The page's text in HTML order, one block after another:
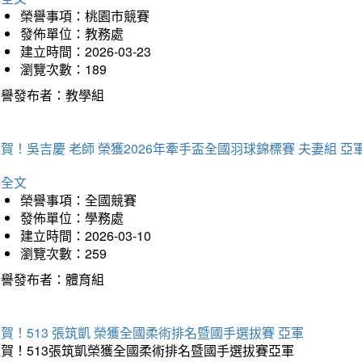
榮譽事項：桃園市競賽
發佈單位：教務處
建立時間：2026-03-23
瀏覽次數：189
發布者：教學組
！吳吉慶 老師 榮獲2026年牽手盃全國羽球錦標賽 夫妻組 亞
文
榮譽事項：全國競賽
發佈單位：學務處
建立時間：2026-03-10
瀏覽次數：259
發布者：體育組
！513 張筑凱 榮獲全國柔術排名暨國手選拔賽 亞軍
！513張筑凱榮獲全國柔術排名暨國手選拔賽亞軍